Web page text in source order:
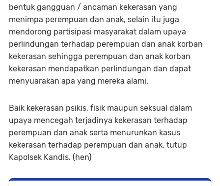
bentuk gangguan / ancaman kekerasan yang
menimpa perempuan dan anak, selain itu juga
mendorong partisipasi masyarakat dalam upaya
perlindungan terhadap perempuan dan anak korban
kekerasan sehingga perempuan dan anak korban
kekerasan mendapatkan perlindungan dan dapat
menyuarakan apa yang mereka alami.
Baik kekerasan psikis, fisik maupun seksual dalam
upaya mencegah terjadinya kekerasan terhadap
perempuan dan anak serta menurunkan kasus
kekerasan terhadap perempuan dan anak. tutup
Kapolsek Kandis. (hen)